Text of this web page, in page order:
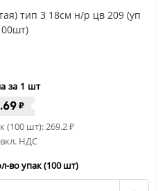
тип 3 18см н/р цв 209 (уп
за 1 шт
₽
(100 шт):269.2₽
вкл. НДС
во упак (100 шт)